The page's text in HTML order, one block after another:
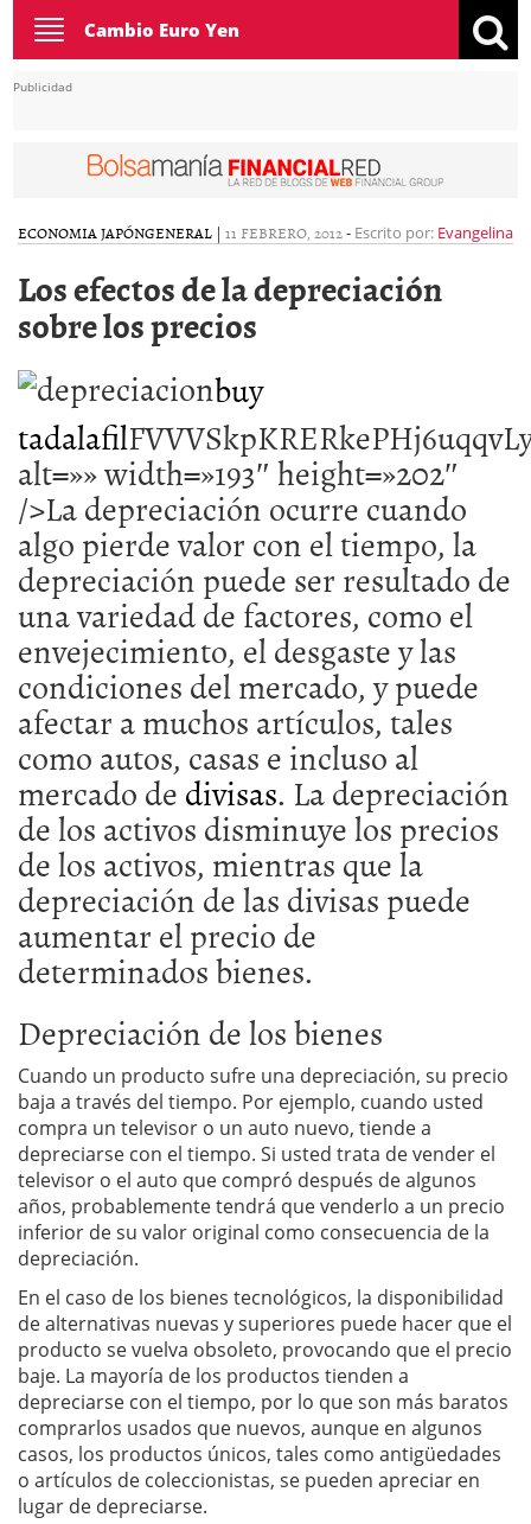
Toggle
navigation
Cambio Euro Yen
Publicidad
ECONOMIA JAPÓNGENERAL | 11 FEBRERO, 2012- Escrito por: Evangelina
Los efectos de la depreciación
sobre los precios
buy
tadalafil
divisas. La depreciación
de los activos disminuye los precios
de los activos, mientras que la
depreciación de las divisas puede
aumentar el precio de
determinados bienes.
Depreciación de los bienes
Cuando un producto sufre una depreciación, su precio
baja a través del tiempo. Por ejemplo, cuando usted
compra un televisor o un auto nuevo, tiende a
depreciarse con el tiempo. Si usted trata de vender el
televisor o el auto que compró después de algunos
años, probablemente tendrá que venderlo a un precio
inferior de su valor original como consecuencia de la
depreciación.
En el caso de los bienes tecnológicos, la disponibilidad
de alternativas nuevas y superiores puede hacer que el
producto se vuelva obsoleto, provocando que el precio
baje. La mayoría de los productos tienden a
depreciarse con el tiempo, por lo que son más baratos
comprarlos usados ​​que nuevos, aunque en algunos
casos, los productos únicos, tales como antigüedades
o artículos de coleccionistas, se pueden apreciar en
lugar de depreciarse.